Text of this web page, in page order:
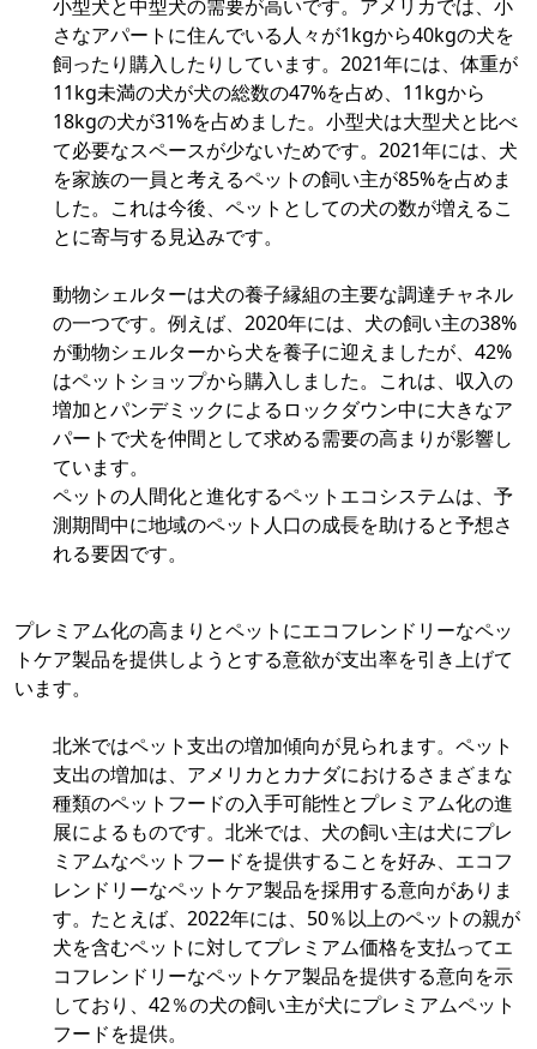
小型犬と中型犬の需要が高いです。アメリカでは、小
さなアパートに住んでいる人々が1kgから40kgの犬を
飼ったり購入したりしています。2021年には、体重が
11kg未満の犬が犬の総数の47%を占め、11kgから
18kgの犬が31%を占めました。小型犬は大型犬と比べ
て必要なスペースが少ないためです。2021年には、犬
を家族の一員と考えるペットの飼い主が85%を占めま
した。これは今後、ペットとしての犬の数が増えるこ
とに寄与する見込みです。
動物シェルターは犬の養子縁組の主要な調達チャネル
の一つです。例えば、2020年には、犬の飼い主の38%
が動物シェルターから犬を養子に迎えましたが、42%
はペットショップから購入しました。これは、収入の
増加とパンデミックによるロックダウン中に大きなア
パートで犬を仲間として求める需要の高まりが影響し
ています。
ペットの人間化と進化するペットエコシステムは、予
測期間中に地域のペット人口の成長を助けると予想さ
れる要因です。
プレミアム化の高まりとペットにエコフレンドリーなペッ
トケア製品を提供しようとする意欲が支出率を引き上げて
います。
北米ではペット支出の増加傾向が見られます。ペット
支出の増加は、アメリカとカナダにおけるさまざまな
種類のペットフードの入手可能性とプレミアム化の進
展によるものです。北米では、犬の飼い主は犬にプレ
ミアムなペットフードを提供することを好み、エコフ
レンドリーなペットケア製品を採用する意向がありま
す。たとえば、2022年には、50％以上のペットの親が
犬を含むペットに対してプレミアム価格を支払ってエ
コフレンドリーなペットケア製品を提供する意向を示
しており、42％の犬の飼い主が犬にプレミアムペット
フードを提供。